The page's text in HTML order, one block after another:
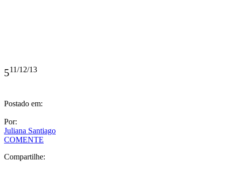
Compartilhe:
O seu endereço de e-mail não será publicado.
são marcados com
Comentário